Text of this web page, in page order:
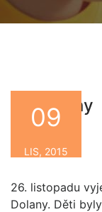
ZD Dolany
09
LIS, 2015
26. listopadu
Dolany. Děti